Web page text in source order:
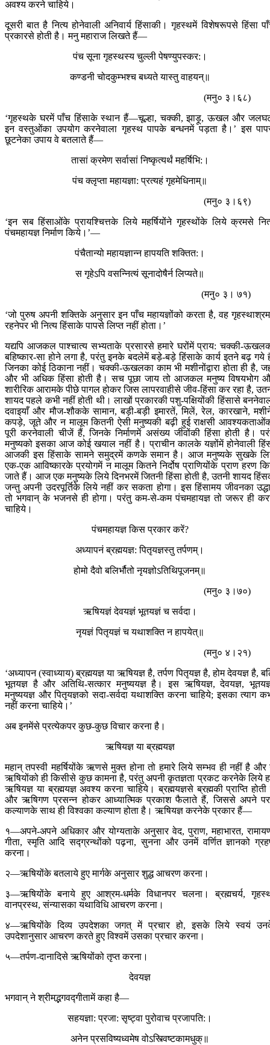
अवश्य करने चाहिये।
दूसरी बात है नित्य होनेवाली अनिवार्य हिंसाकी। गृहस्थमें विशेषरूपसे हिंसा
प्रकारसे होती है। मनु महाराज लिखते हैं—
पंच सूना गृहस्थस्य चुल्ली पेषण्युपस्कर:।
कण्डनी चोदकुम्भश्च बध्यते यास्तु वाहयन्॥
(मनु० ३।६८)
‘गृहस्थके घरमें पाँच हिंसाके स्थान हैं—चूल्हा, चक्की, झाड़ू, ऊखल और
इन वस्तुओंका उपयोग करनेवाला गृहस्थ पापके बन्धनमें पड़ता है।’ इस
छूटनेका उपाय वे बतलाते हैं—
तासां क्रमेण सर्वासां निष्कृत्यर्थं महर्षिभि:।
पंच क्लृप्ता महायज्ञा: प्रत्यहं गृहमेधिनाम्॥
(मनु० ३।६९)
‘इन सब हिंसाओंके प्रायश्चित्तके लिये महर्षियोंने गृहस्थोंके लिये क्रमसे
पंचमहायज्ञ निर्माण किये।’—
पंचैतान्यो महायज्ञान्न हापयति शक्तित:।
स गृहेऽपि वसन्नित्यं सूनादोषैर्न लिप्यते॥
(मनु० ३। ७१)
‘जो पुरुष अपनी शक्तिके अनुसार इन पाँच महायज्ञोंको करता है, वह
रहनेपर भी नित्य हिंसाके पापसे लिप्त नहीं होता।’
यद्यपि आजकल पाश्चात्य सभ्यताके प्रसारसे हमारे घरोंमें प्राय: चक्की-
बहिष्कार-सा होने लगा है, परंतु इनके बदलेमें बड़े-बड़े हिंसाके कार्य इतने बढ़ गये
जिनका कोई ठिकाना नहीं। चक्की-ऊखलका काम भी मशीनोंद्वारा होता ही है,
और भी अधिक हिंसा होती है। सच पूछा जाय तो आजकल मनुष्य विषयभोग
शारीरिक आरामके पीछे पागल होकर जिस लापरवाहीसे जीव-हिंसा कर रहा है,
शायद पहले कभी नहीं होती थी। लाखों प्रकारकी पशु-पक्षियोंकी हिंसासे
दवाइयाँ और मौज-शौकके सामान, बड़ी-बड़ी इमारतें, मिलें, रेल, कारखाने,
कपड़े, जूते और न मालूम कितनी ऐसी मनुष्यकी बढ़ी हुई राक्षसी
पूरी करनेवाली चीजें हैं, जिनके निर्माणमें असंख्य जीवोंकी हिंसा होती है।
मनुष्यको इसका आज कोई खयाल नहीं है। प्राचीन कालके यज्ञोंमें होनेवाली
आजकी इस हिंसाके सामने समुद्रमें कणके समान है। आज मनुष्यके सुखके
एक-एक आविष्कारके प्रयोगमें न मालूम कितने निर्दोष प्राणियोंके प्राण हरण
जाते हैं। आज एक मनुष्यके लिये दिनभरमें जितनी हिंसा होती है, उतनी शायद
जन्तु अपनी उदरपूर्तिके लिये नहीं कर सकता होगा। इस हिंसामय जीवनका
तो भगवान् के भजनसे ही होगा। परंतु कम-से-कम पंचमहायज्ञ तो जरूर ही
चाहिये।
पंचमहायज्ञ किस प्रकार करें?
अध्यापनं ब्रह्मयज्ञ: पितृयज्ञस्तु तर्पणम्।
होमो दैवो बलिर्भौतो नृयज्ञोऽतिथिपूजनम्॥
(मनु० ३।७०)
ऋषियज्ञं देवयज्ञं भूतयज्ञं च सर्वदा।
नृयज्ञं पितृयज्ञं च यथाशक्ति न हापयेत्॥
(मनु० ४।२१)
‘अध्यापन (स्वाध्याय) ब्रह्मयज्ञ या ऋषियज्ञ है, तर्पण पितृयज्ञ है, होम देवयज्ञ है,
भूतयज्ञ है और अतिथि-सत्कार मनुष्ययज्ञ है। इस ऋषियज्ञ, देवयज्ञ,
मनुष्ययज्ञ और पितृयज्ञको सदा-सर्वदा यथाशक्ति करना चाहिये; इसका त्याग
नहीं करना चाहिये।’
अब इनमेंसे प्रत्येकपर कुछ-कुछ विचार करना है।
ऋषियज्ञ या ब्रह्मयज्ञ
महान् तपस्वी महर्षियोंके ऋणसे मुक्त होना तो हमारे लिये सम्भव ही नहीं है और
ऋषियोंको ही किसीसे कुछ कामना है, परंतु अपनी कृतज्ञता प्रकट करनेके लिये
ऋषियज्ञ या ब्रह्मयज्ञ अवश्य करना चाहिये। ब्रह्मयज्ञसे ब्रह्मकी प्राप्ति होती
और ऋषिगण प्रसन्न होकर आध्यात्मिक प्रकाश फैलाते हैं, जिससे अपने
कल्याणके साथ ही विश्वका कल्याण होता है। ऋषियज्ञ करनेके प्रकार हैं—
१—अपने-अपने अधिकार और योग्यताके अनुसार वेद, पुराण, महाभारत,
गीता, स्मृति आदि सद्‍ग्रन्थोंको पढ़ना, सुनना और उनमें वर्णित ज्ञानको
करना।
२—ऋषियोंके बतलाये हुए मार्गके अनुसार शुद्ध आचरण करना।
३—ऋषियोंके बनाये हुए आश्रम-धर्मके विधानपर चलना। ब्रह्मचर्य,
वानप्रस्थ, संन्यासका यथाविधि आचरण करना।
४—ऋषियोंके दिव्य उपदेशका जगत् में प्रचार हो, इसके लिये स्वयं
उपदेशानुसार आचरण करते हुए विश्वमें उसका प्रचार करना।
५—तर्पण-दानादिसे ऋषियोंको तृप्त करना।
देवयज्ञ
भगवान् ने श्रीमद्भगवद्‍गीतामें कहा है—
सहयज्ञा: प्रजा: सृष्ट्वा पुरोवाच प्रजापति:।
अनेन प्रसविष्यध्वमेष वोऽस्त्विष्टकामधुक्॥